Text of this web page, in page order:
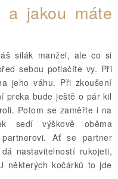
jakou máte
silák manžel, ale co si
sebou potlačíte vy. Při
jeho váhu. Při zkoušení
prcka bude ještě o pár kil
Potom se zaměřte i na
sedí výškově oběma
Ať se partner
nastavitelností rukojeti,
některých kočárků to jde